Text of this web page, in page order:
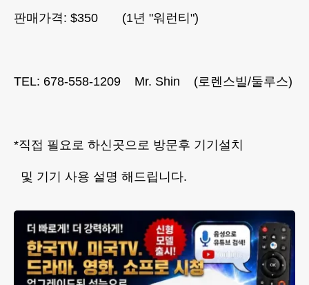
판매가격: $350 (1년 "워런티")
TEL: 678-558-1209 Mr. Shin (로렌스빌/둘루스)
*직접 필요로 하신곳으로 방문후 기기설치
및 기기 사용 설명 해드립니다.